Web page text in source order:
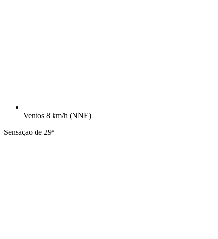
Ventos 8 km/h (NNE)
Sensação de 29º